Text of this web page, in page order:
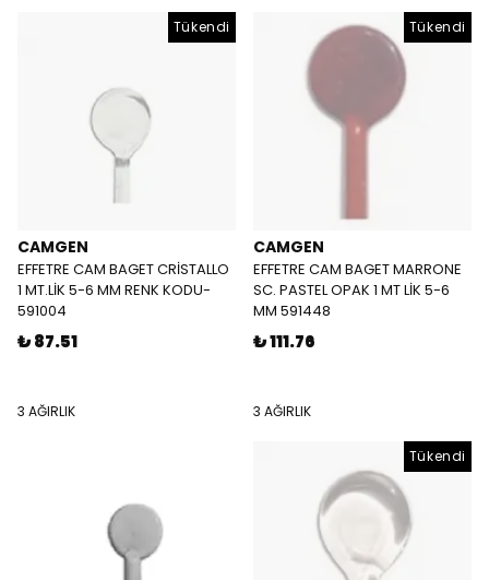
Tükendi
CAMGEN
EFFETRE CAM BAGET CRİSTALLO
1 MT.LİK 5-6 MM RENK KODU-
591004
₺ 87.51
3 AĞIRLIK
Tükendi
CAMGEN
EFFETRE CAM BAGET MARRONE
SC. PASTEL OPAK 1 MT LİK 5-6
MM 591448
₺ 111.76
3 AĞIRLIK
Tükendi